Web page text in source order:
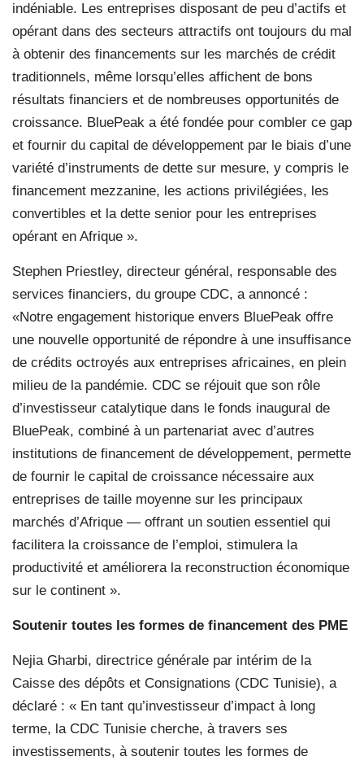
indéniable. Les entreprises disposant de peu d’actifs et
opérant dans des secteurs attractifs ont toujours du mal
à obtenir des financements sur les marchés de crédit
traditionnels, même lorsqu’elles affichent de bons
résultats financiers et de nombreuses opportunités de
croissance. BluePeak a été fondée pour combler ce gap
et fournir du capital de développement par le biais d’une
variété d’instruments de dette sur mesure, y compris le
financement mezzanine, les actions privilégiées, les
convertibles et la dette senior pour les entreprises
opérant en Afrique ».
Stephen Priestley, directeur général, responsable des
services financiers, du groupe CDC, a annoncé :
«Notre engagement historique envers BluePeak offre
une nouvelle opportunité de répondre à une insuffisance
de crédits octroyés aux entreprises africaines, en plein
milieu de la pandémie. CDC se réjouit que son rôle
d’investisseur catalytique dans le fonds inaugural de
BluePeak, combiné à un partenariat avec d’autres
institutions de financement de développement, permette
de fournir le capital de croissance nécessaire aux
entreprises de taille moyenne sur les principaux
marchés d’Afrique — offrant un soutien essentiel qui
facilitera la croissance de l’emploi, stimulera la
productivité et améliorera la reconstruction économique
sur le continent ».
Soutenir toutes les formes de financement des PME
Nejia Gharbi, directrice générale par intérim de la
Caisse des dépôts et Consignations (CDC Tunisie), a
déclaré : « En tant qu’investisseur d’impact à long
terme, la CDC Tunisie cherche, à travers ses
investissements, à soutenir toutes les formes de